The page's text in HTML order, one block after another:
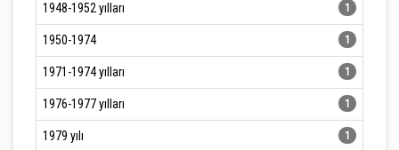
1948-1952 yılları 1
1950-1974 1
1971-1974 yılları 1
1976-1977 yılları 1
1979 yılı 1